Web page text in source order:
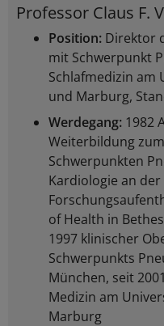
Professor Claus F.
Position: Direktor
mit Schwerpunkt
Schlafmedizin am
und Marburg,
Werdegang: 1982
Weiterbildung
Schwerpunkten
Kardiologie an der
of Health in
1997 klinischer
Schwerpunkts
München, seit
Medizin am
Marburg